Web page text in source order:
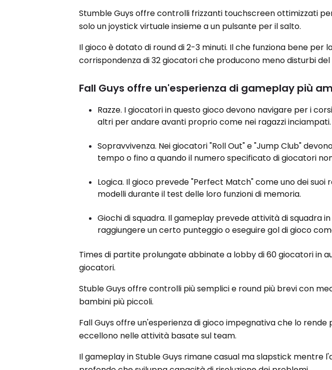
Stumble Guys offre controlli frizzanti touchscreen ottimizzati
solo un joystick virtuale insieme a un pulsante per il salto.
Il gioco è dotato di round di 2-3 minuti. Il che funziona bene per
corrispondenza di 32 giocatori che producono meno disturbi del
Fall Guys offre un'esperienza di gameplay più
Razze. I giocatori in questo gioco devono navigare per i
altri per andare avanti proprio come nei ragazzi inciampati.
Sopravvivenza. Nei giocatori "Roll Out" e "Jump Club"
tempo o fino a quando il numero specificato di giocatori
Logica. Il gioco prevede "Perfect Match" come uno dei
modelli durante il test delle loro funzioni di memoria.
Giochi di squadra. Il gameplay prevede attività di squadra
raggiungere un certo punteggio o eseguire gol di gioco
Times di partite prolungate abbinate a lobby di 60 giocatori in
giocatori.
Stuble Guys offre controlli più semplici e round più brevi con
bambini più piccoli.
Fall Guys offre un'esperienza di gioco impegnativa che lo
eccellono nelle attività basate sul team.
Il gameplay in Stuble Guys rimane casual ma slapstick mentre